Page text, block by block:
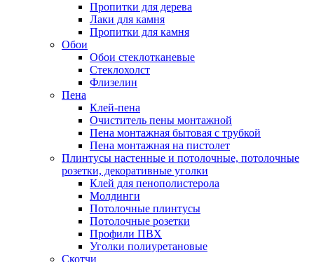
Пропитки для дерева
Лаки для камня
Пропитки для камня
Обои
Обои стеклотканевые
Стеклохолст
Флизелин
Пена
Клей-пена
Очиститель пены монтажной
Пена монтажная бытовая с трубкой
Пена монтажная на пистолет
Плинтусы настенные и потолочные, потолочные
розетки, декоративные уголки
Клей для пенополистерола
Молдинги
Потолочные плинтусы
Потолочные розетки
Профили ПВХ
Уголки полиуретановые
Скотчи